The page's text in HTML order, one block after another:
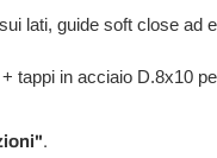
lati, guide soft close ad
tappi in acciaio D.8x10
.